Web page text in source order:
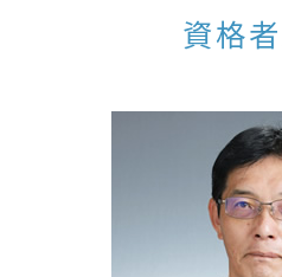
相続税 基礎控除 法
相続 計算方法
車 相続税 いくら
生命保険 相続税
相続税 障害者
未成年者控除 相続税
相続税 申告漏れ
相続生前対策 税理士
不動産相続 税理士
相続税申告 税理士
相続生前対策 税理士
不動産相続 税理士
相続税対策 税理士
相続税申告 税理士
不動産相続 税理士
資格者